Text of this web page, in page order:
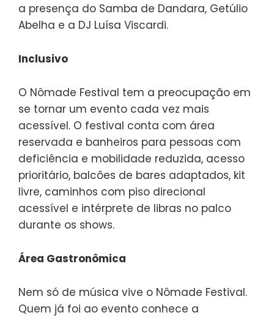
a presença do Samba de Dandara, Getúlio
Abelha e a DJ Luísa Viscardi.
Inclusivo
O Nômade Festival tem a preocupação em
se tornar um evento cada vez mais
acessível. O festival conta com área
reservada e banheiros para pessoas com
deficiência e mobilidade reduzida, acesso
prioritário, balcões de bares adaptados, kit
livre, caminhos com piso direcional
acessível e intérprete de libras no palco
durante os shows.
Área Gastronômica
Nem só de música vive o Nômade Festival.
Quem já foi ao evento conhece a